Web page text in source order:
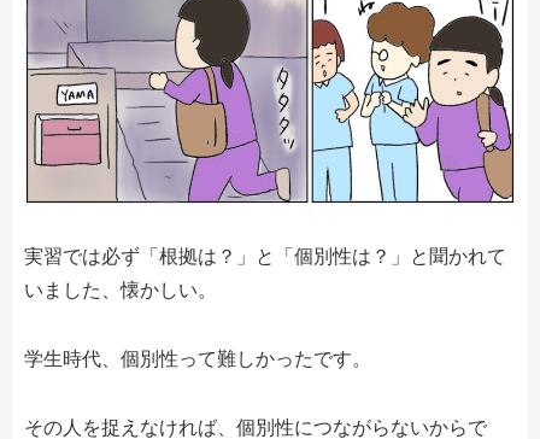
実習では必ず「根拠は？」と「個別性は？」と聞かれて
いました、懐かしい。
学生時代、個別性って難しかったです。
その人を捉えなければ、個別性につながらないからで